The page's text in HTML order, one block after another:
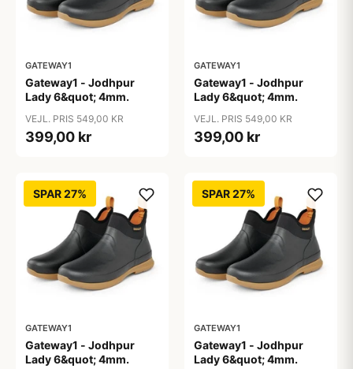
GATEWAY1
Gateway1 - Jodhpur
Lady 6&quot; 4mm.
VEJL. PRIS 549,00 KR
399,00 kr
GATEWAY1
Gateway1 - Jodhpur
Lady 6&quot; 4mm.
VEJL. PRIS 549,00 KR
399,00 kr
SPAR 27%
GATEWAY1
Gateway1 - Jodhpur
Lady 6&quot; 4mm.
SPAR 27%
GATEWAY1
Gateway1 - Jodhpur
Lady 6&quot; 4mm.